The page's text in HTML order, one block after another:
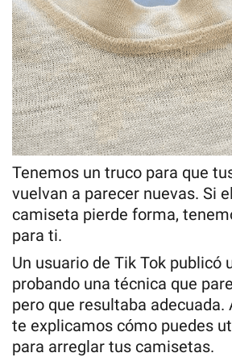
Tenemos un truco para que
vuelvan a parecer nuevas. Si
camiseta pierde forma,
para ti.
Un usuario de Tik Tok publicó
probando una técnica que
pero que resultaba adecuada.
te explicamos cómo puedes
para arreglar tus camisetas.